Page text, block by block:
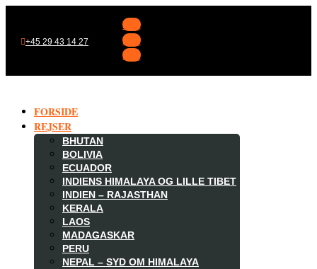
+45 29 43 14 27
Følg
Følg
Følg
FORSIDE
REJSER
BHUTAN
BOLIVIA
ECUADOR
INDIENS HIMALAYA OG LILLE TIBET
INDIEN – RAJASTHAN
KERALA
LAOS
MADAGASKAR
PERU
NEPAL – SYD OM HIMALAYA